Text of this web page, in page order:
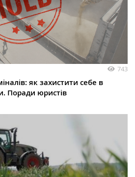
743
як захистити себе в
Поради юристів